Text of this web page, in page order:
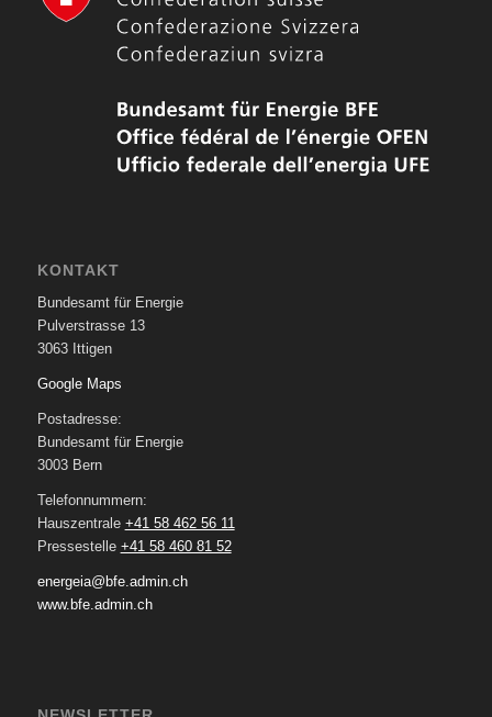
KONTAKT
Bundesamt für Energie
Pulverstrasse 13
3063 Ittigen
Google Maps
Postadresse:
Bundesamt für Energie
3003 Bern
Telefonnummern:
Hauszentrale +41 58 462 56 11
Pressestelle +41 58 460 81 52
energeia@bfe.admin.ch
www.bfe.admin.ch